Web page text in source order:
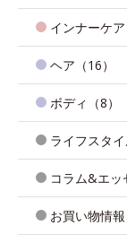
インナーケア
ヘア（16）
ボディ（8）
ライフスタイ
コラム&エッ
お買い物情報